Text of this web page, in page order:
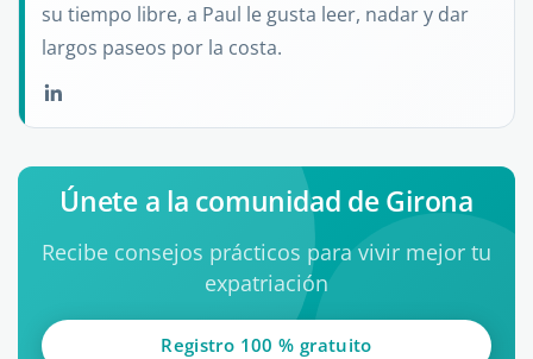
su tiempo libre, a Paul le gusta leer, nadar y dar
largos paseos por la costa.
Únete a la comunidad de Girona
Recibe consejos prácticos para vivir mejor tu
expatriación
Registro 100 % gratuito